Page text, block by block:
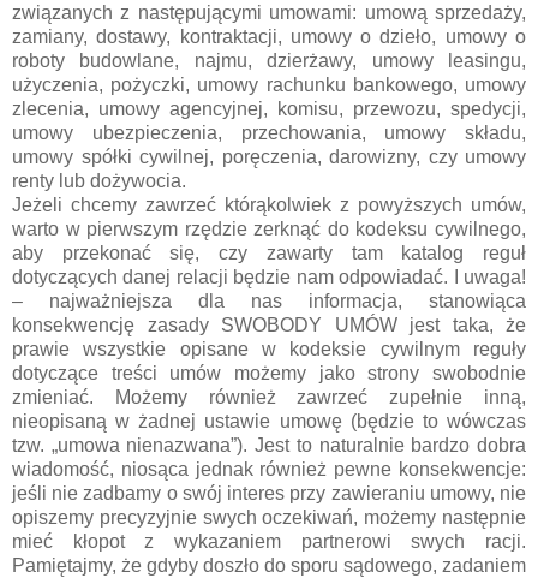
związanych z następującymi umowami: umową sprzedaży,
zamiany, dostawy, kontraktacji, umowy o dzieło, umowy o
roboty budowlane, najmu, dzierżawy, umowy leasingu,
użyczenia, pożyczki, umowy rachunku bankowego, umowy
zlecenia, umowy agencyjnej, komisu, przewozu, spedycji,
umowy ubezpieczenia, przechowania, umowy składu,
umowy spółki cywilnej, poręczenia, darowizny, czy umowy
renty lub dożywocia.
Jeżeli chcemy zawrzeć którąkolwiek z powyższych umów,
warto w pierwszym rzędzie zerknąć do kodeksu cywilnego,
aby przekonać się, czy zawarty tam katalog reguł
dotyczących danej relacji będzie nam odpowiadać. I uwaga!
– najważniejsza dla nas informacja, stanowiąca
konsekwencję zasady SWOBODY UMÓW jest taka, że
prawie wszystkie opisane w kodeksie cywilnym reguły
dotyczące treści umów możemy jako strony swobodnie
zmieniać. Możemy również zawrzeć zupełnie inną,
nieopisaną w żadnej ustawie umowę (będzie to wówczas
tzw. „umowa nienazwana”). Jest to naturalnie bardzo dobra
wiadomość, niosąca jednak również pewne konsekwencje:
jeśli nie zadbamy o swój interes przy zawieraniu umowy, nie
opiszemy precyzyjnie swych oczekiwań, możemy następnie
mieć kłopot z wykazaniem partnerowi swych racji.
Pamiętajmy, że gdyby doszło do sporu sądowego, zadaniem